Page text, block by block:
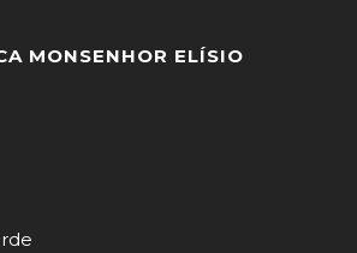
MONSENHOR ELÍSIO